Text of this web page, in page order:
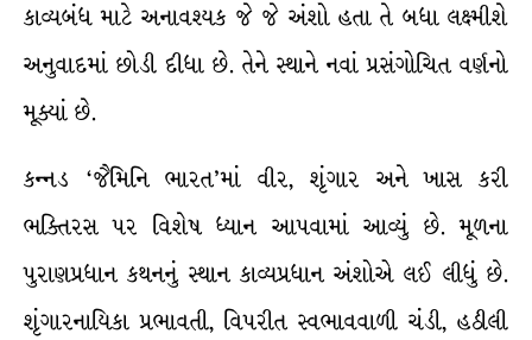
કાવ્યબંધ માટે અનાવશ્યક જે જે અંશો હતા તે બધા લક્ષ્મીશે
અનુવાદમાં છોડી દીધા છે. તેને સ્થાને નવાં પ્રસંગોચિત વર્ણનો
મૂક્યાં છે.
કન્નડ ‘જૈમિનિ ભારત’માં વીર, શૃંગાર અને ખાસ કરી
ભક્તિરસ પર વિશેષ ધ્યાન આપવામાં આવ્યું છે. મૂળના
પુરાણપ્રધાન કથનનું સ્થાન કાવ્યપ્રધાન અંશોએ લઈ લીધું છે.
શૃંગારનાયિકા પ્રભાવતી, વિપરીત સ્વભાવવાળી ચંડી, હઠીલી